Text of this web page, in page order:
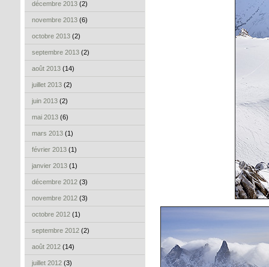
décembre 2013 (2)
novembre 2013 (6)
octobre 2013 (2)
septembre 2013 (2)
août 2013 (14)
juillet 2013 (2)
juin 2013 (2)
mai 2013 (6)
mars 2013 (1)
février 2013 (1)
janvier 2013 (1)
décembre 2012 (3)
novembre 2012 (3)
octobre 2012 (1)
septembre 2012 (2)
août 2012 (14)
juillet 2012 (3)